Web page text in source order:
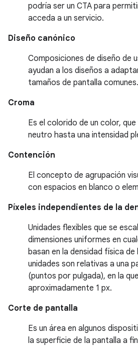
podría ser un CTA para
acceda a un servicio.
Diseño canónico
Composiciones de diseño de
ayudan a los diseños a
tamaños de pantalla comunes.
Croma
Es el colorido de un color, que
neutro hasta una intensidad
Contención
El concepto de agrupación
con espacios en blanco o
Píxeles independientes de la
Unidades flexibles que se
dimensiones uniformes en
basan en la densidad física
unidades son relativas a una
(puntos por pulgada), en la
aproximadamente 1 px.
Corte de pantalla
Es un área en algunos
la superficie de la pantalla a